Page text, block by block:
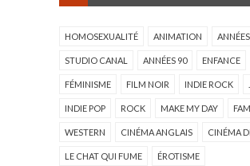
HOMOSEXUALITÉ ANIMATION
STUDIO CANAL ANNÉES 90 ENFANCE
FÉMINISME FILM NOIR INDIE ROCK
INDIE POP ROCK MAKE MY DAY
WESTERN CINÉMA ANGLAIS CINÉMA
LE CHAT QUI FUME ÉROTISME